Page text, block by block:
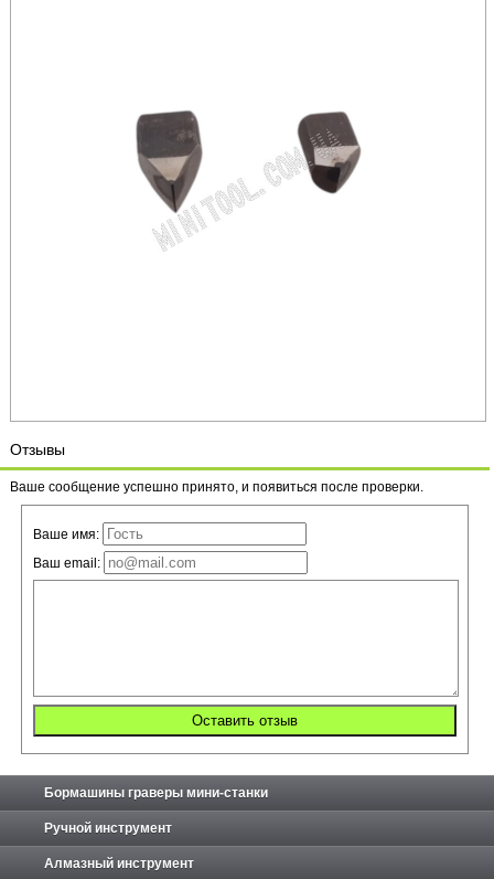
Отзывы
Ваше сообщение успешно принято, и появиться после проверки.
Ваше имя:
Ваш email:
Бормашины граверы мини-станки
Ручной инструмент
Алмазный инструмент